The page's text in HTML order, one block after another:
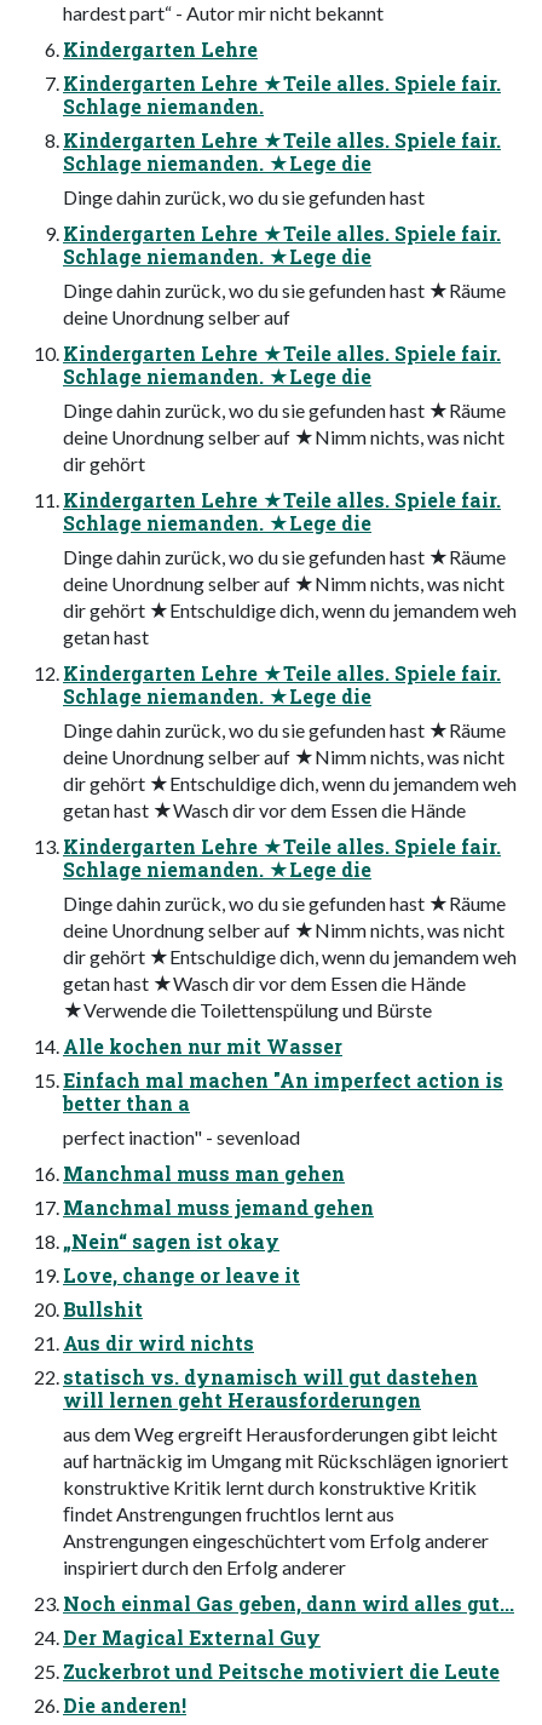
hardest part“ - Autor mir nicht bekannt
Kindergarten Lehre
Kindergarten Lehre ★Teile alles. Spiele fair.
Schlage niemanden.
Kindergarten Lehre ★Teile alles. Spiele fair.
Schlage niemanden. ★Lege die
Dinge dahin zurück, wo du sie gefunden hast
Kindergarten Lehre ★Teile alles. Spiele fair.
Schlage niemanden. ★Lege die
Dinge dahin zurück, wo du sie gefunden hast ★Räume
deine Unordnung selber auf
Kindergarten Lehre ★Teile alles. Spiele fair.
Schlage niemanden. ★Lege die
Dinge dahin zurück, wo du sie gefunden hast ★Räume
deine Unordnung selber auf ★Nimm nichts, was nicht
dir gehört
Kindergarten Lehre ★Teile alles. Spiele fair.
Schlage niemanden. ★Lege die
Dinge dahin zurück, wo du sie gefunden hast ★Räume
deine Unordnung selber auf ★Nimm nichts, was nicht
dir gehört ★Entschuldige dich, wenn du jemandem weh
getan hast
Kindergarten Lehre ★Teile alles. Spiele fair.
Schlage niemanden. ★Lege die
Dinge dahin zurück, wo du sie gefunden hast ★Räume
deine Unordnung selber auf ★Nimm nichts, was nicht
dir gehört ★Entschuldige dich, wenn du jemandem weh
getan hast ★Wasch dir vor dem Essen die Hände
Kindergarten Lehre ★Teile alles. Spiele fair.
Schlage niemanden. ★Lege die
Dinge dahin zurück, wo du sie gefunden hast ★Räume
deine Unordnung selber auf ★Nimm nichts, was nicht
dir gehört ★Entschuldige dich, wenn du jemandem weh
getan hast ★Wasch dir vor dem Essen die Hände
★Verwende die Toilettenspülung und Bürste
Alle kochen nur mit Wasser
Einfach mal machen "An imperfect action is
better than a
perfect inaction" - sevenload
Manchmal muss man gehen
Manchmal muss jemand gehen
„Nein“ sagen ist okay
Love, change or leave it
Bullshit
Aus dir wird nichts
statisch vs. dynamisch will gut dastehen
will lernen geht Herausforderungen
aus dem Weg ergreift Herausforderungen gibt leicht
auf hartnäckig im Umgang mit Rückschlägen ignoriert
konstruktive Kritik lernt durch konstruktive Kritik
ﬁndet Anstrengungen fruchtlos lernt aus
Anstrengungen eingeschüchtert vom Erfolg anderer
inspiriert durch den Erfolg anderer
Noch einmal Gas geben, dann wird alles gut...
Der Magical External Guy
Zuckerbrot und Peitsche motiviert die Leute
Die anderen!